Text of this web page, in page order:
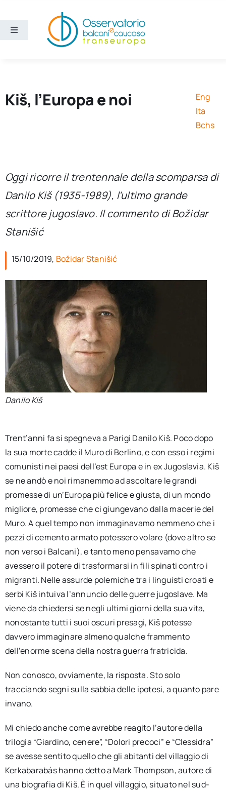
contenuto
Toggle
Chi siamo
Cerca
per:
Newsletter
Ita
Kiš, l’Europa e noi
Eng
Ita
Bchs
Oggi ricorre il trentennale della scomparsa di
Danilo Kiš (1935-1989), l’ultimo grande
scrittore jugoslavo. Il commento di Božidar
Stanišić
15/10/2019, Božidar Stanišić
Danilo Kiš
Trent’anni fa si spegneva a Parigi Danilo Kiš. Poco dopo
la sua morte cadde il Muro di Berlino, e con esso i regimi
comunisti nei paesi dell’est Europa e in ex Jugoslavia. Kiš
se ne andò e noi rimanemmo ad ascoltare le grandi
promesse di un’Europa più felice e giusta, di un mondo
migliore, promesse che ci giungevano dalla macerie del
Muro. A quel tempo non immaginavamo nemmeno che i
pezzi di cemento armato potessero volare (dove altro se
non verso i Balcani), e tanto meno pensavamo che
avessero il potere di trasformarsi in fili spinati contro i
migranti. Nelle assurde polemiche tra i linguisti croati e
serbi Kiš intuiva l’annuncio delle guerre jugoslave. Ma
viene da chiedersi se negli ultimi giorni della sua vita,
nonostante tutti i suoi oscuri presagi, Kiš potesse
davvero immaginare almeno qualche frammento
dell’enorme scena della nostra guerra fratricida.
Non conosco, ovviamente, la risposta. Sto solo
tracciando segni sulla sabbia delle ipotesi, a quanto pare
invano.
Mi chiedo anche come avrebbe reagito l’autore della
trilogia “Giardino, cenere”, “Dolori precoci” e “Clessidra”
se avesse sentito quello che gli abitanti del villaggio di
Kerkabarabás hanno detto a Mark Thompson, autore di
una biografia di Kiš. È in quel villaggio, situato nel sud-